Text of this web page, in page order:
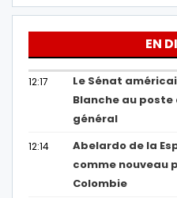
EN
12:17
Le Sénat
Blanche au
général
12:14
Abelardo de la
comme nouveau
Colombie